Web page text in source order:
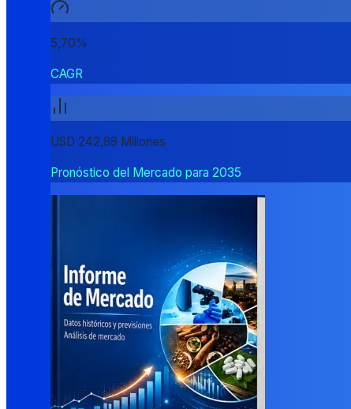
5,70%
CAGR
USD 242,88 Millones
Pronóstico del Mercado para 2035